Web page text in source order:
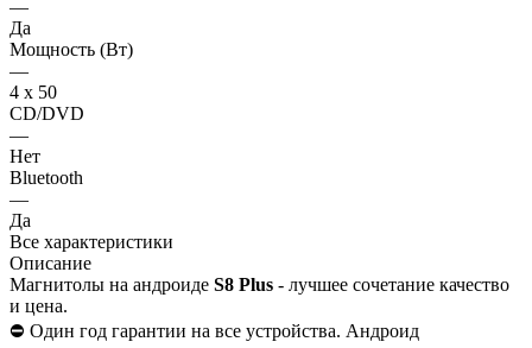
—
Да
Мощность (Вт)
—
4 х 50
CD/DVD
—
Нет
Bluetooth
—
Да
Все характеристики
Описание
Магнитолы на андроиде S8 Plus - лучшее сочетание качество
и цена.
⛔️ Один год гарантии на все устройства. Андроид